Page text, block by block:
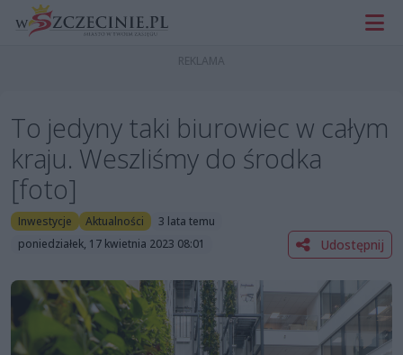
To jedyny taki biurowiec w całym
kraju. Weszliśmy do środka
[foto]
Inwestycje Aktualności
3 lata temu
poniedziałek, 17 kwietnia 2023 08:01
Udostępnij